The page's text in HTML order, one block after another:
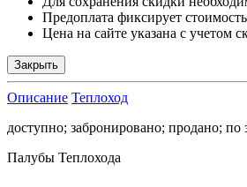
Предоплата фиксирует
Цена на сайте указана с учетом
Закрыть
Описание Теплоход
доступно; забронировано; продано; по
Палубы Теплохода